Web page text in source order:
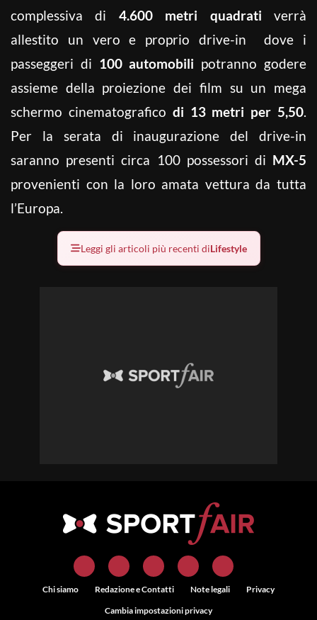
complessiva di 4.600 metri quadrati verrà
allestito un vero e proprio drive-in dove i
passeggeri di 100 automobili potranno godere
assieme della proiezione dei film su un mega
schermo cinematografico di 13 metri per 5,50.
Per la serata di inaugurazione del drive-in
saranno presenti circa 100 possessori di MX-5
provenienti con la loro amata vettura da tutta
l’Europa.
Leggi gli articoli più recenti diLifestyle
Chi siamo Redazione e Contatti Note legali
Privacy
Cambia impostazioni privacy